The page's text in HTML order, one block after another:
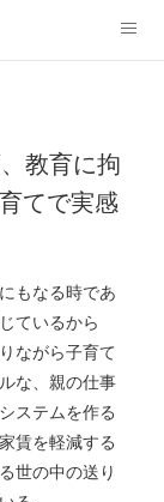
高齢化社会学
見て、フィリピンの未
教育に拘
てで実感
もなる時であ
ているから
ながら子育て
な、親の仕事
ステムを作る
賃を軽減する
世の中の送り